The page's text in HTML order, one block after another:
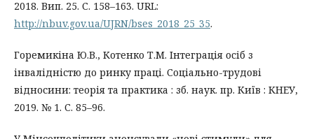
2018. Вип. 25. С. 158–163. URL:
http://nbuv.gov.ua/UJRN/bses_2018_25_35.
Горемикіна Ю.В., Котенко Т.М. Інтеграція осіб з
інвалідністю до ринку праці. Соціально-трудові
відносини: теорія та практика : зб. наук. пр. Київ : КНЕУ,
2019. № 1. С. 85–96.